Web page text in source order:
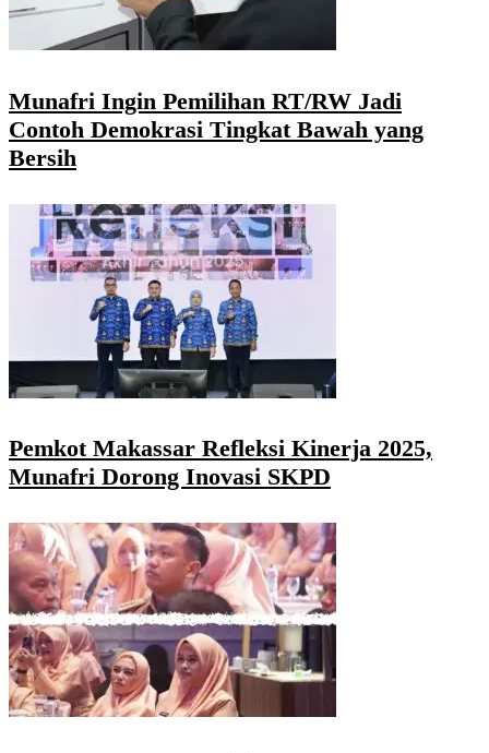
Munafri Ingin Pemilihan RT/RW Jadi
Contoh Demokrasi Tingkat Bawah yang
Bersih
Pemkot Makassar Refleksi Kinerja 2025,
Munafri Dorong Inovasi SKPD